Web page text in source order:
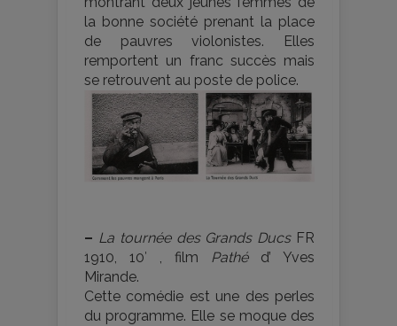
la bonne société prenant la place
de pauvres violonistes. Elles
remportent un franc succès mais
se retrouvent au poste de police.
– La tournée des Grands DucsFR
1910, 10′ , film Pathéd’ Yves
Mirande.
Cette comédie est une des perles
du programme. Elle se moque des